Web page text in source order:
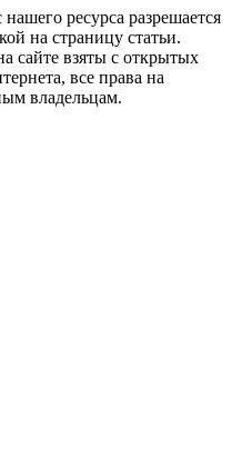
ресурса разрешается
на страницу статьи.
сайте взяты с открытых
все права на
владельцам.